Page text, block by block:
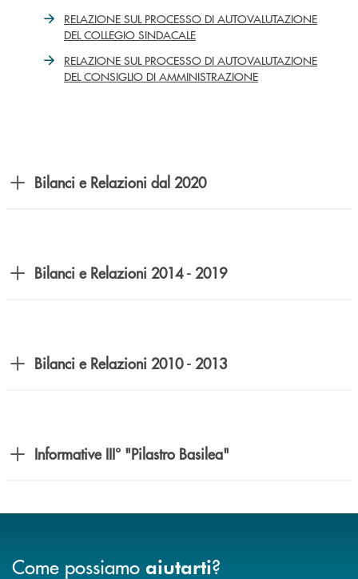
RELAZIONE SUL PROCESSO DI AUTOVALUTAZIONE
DEL COLLEGIO SINDACALE
RELAZIONE SUL PROCESSO DI AUTOVALUTAZIONE
DEL CONSIGLIO DI AMMINISTRAZIONE
Bilanci e Relazioni dal 2020
Bilanci e Relazioni 2014 - 2019
Bilanci e Relazioni 2010 - 2013
Informative III° "Pilastro Basilea"
Come possiamo aiutarti?